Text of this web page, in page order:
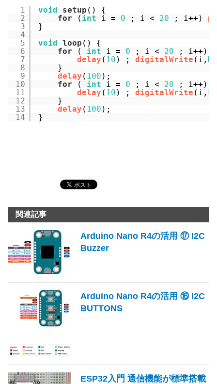
1
2
3
4
5
6
7
8
9
10
11
12
13
14
void setup () {
for
( int i = 0 ; i < 20 ; i++)
}
void
loop () {
for
( int i = 0 ; i < 20 ; i++) {
delay ( 10 ) ; digitalWrite (i,
}
delay ( 100 );
for
( int i = 0 ; i < 20 ; i++) {
delay ( 10 ) ; digitalWrite (i,
}
delay ( 100 );
}
関連記事
Arduino Nano R4の活用 ⑰ I2C
Buzzer
Arduino Nano R4の活用 ⑯ I2C
BUTTONS
ESP32入門 通信機能が標準搭載